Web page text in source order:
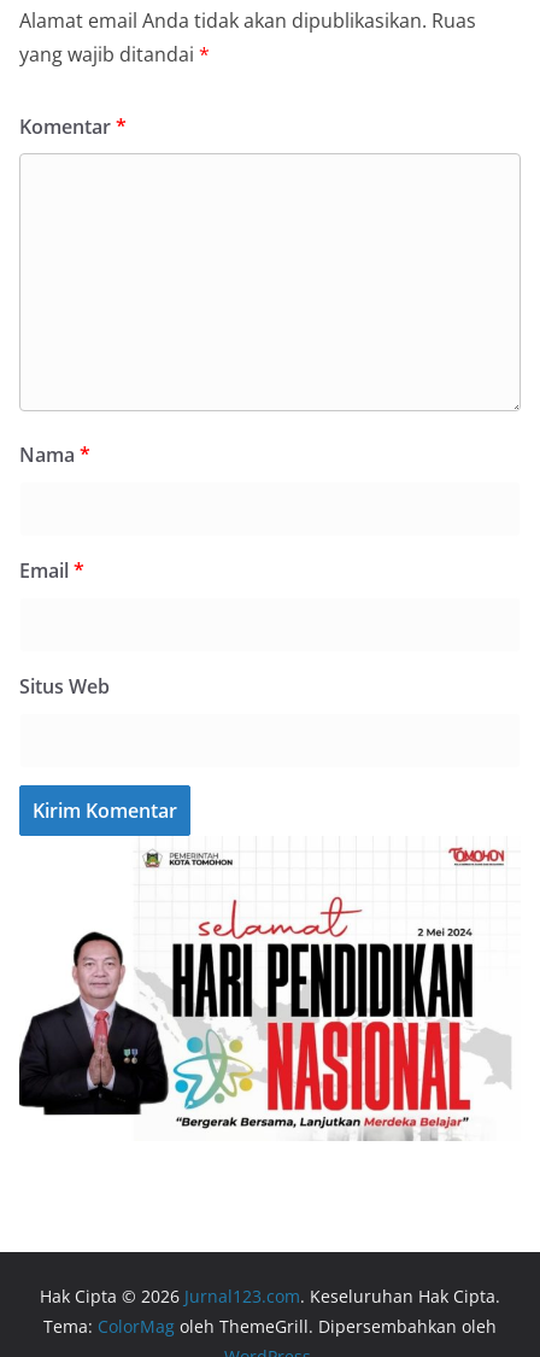
Alamat email Anda tidak akan dipublikasikan. Ruas
yang wajib ditandai *
Komentar*
Nama *
Email*
Situs Web
Hak Cipta © 2026 Jurnal123.com. Keseluruhan Hak Cipta.
Tema: ColorMag oleh ThemeGrill. Dipersembahkan oleh